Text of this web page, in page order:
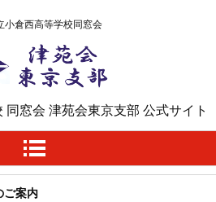
京支部
小倉西高等学校同窓会
窓会 津苑会東京支部 公式サイト
ご案内